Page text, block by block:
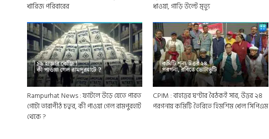
খারিজ পরিবারের
ধাওয়া, গাড়ি উল্টে মৃত্যু
Rampurhat News : ফাটলে উড়ে যেতে পারত
গোটা তারাপীঠ চত্বর, কী পাওয়া গেল রামপুরহাট
থেকে ?
CPIM : বাহাত্তর ঘণ্টার বৈঠকই সার, উত্তর ২৪
পরগনায় কমিটি তৈরিতে হিমশিম খেল সিপিএম